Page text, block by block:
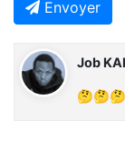
Envoyer
Job
🤔🤔🤔